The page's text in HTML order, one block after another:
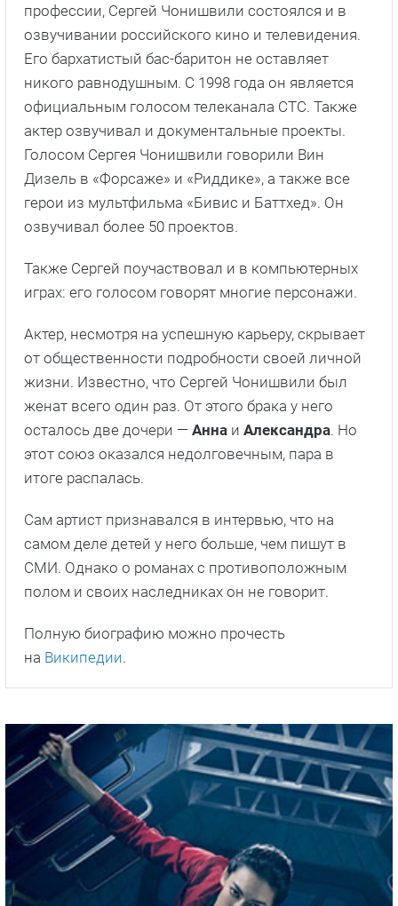
профессии, Сергей Чонишвили состоялся и в
озвучивании российского кино и телевидения.
Его бархатистый бас-баритон не оставляет
никого равнодушным. С 1998 года он является
официальным голосом телеканала СТС. Также
актер озвучивал и документальные проекты.
Голосом Сергея Чонишвили говорили Вин
Дизель в «Форсаже» и «Риддике», а также все
герои из мультфильма «Бивис и Баттхед». Он
озвучивал более 50 проектов.
Также Сергей поучаствовал и в компьютерных
играх: его голосом говорят многие персонажи.
Актер, несмотря на успешную карьеру, скрывает
от общественности подробности своей личной
жизни. Известно, что Сергей Чонишвили был
женат всего один раз. От этого брака у него
осталось две дочери — Анна и Александра. Но
этот союз оказался недолговечным, пара в
итоге распалась.
Сам артист признавался в интервью, что на
самом деле детей у него больше, чем пишут в
СМИ. Однако о романах с противоположным
полом и своих наследниках он не говорит.
Полную биографию можно прочесть
на Википедии.